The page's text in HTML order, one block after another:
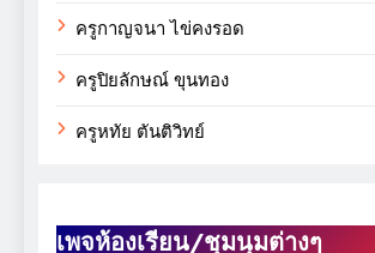
ครูกาญจนา ไข่คงรอด
ครูปิยลักษณ์ ขุนทอง
ครูหทัย ตันติวิทย์
เพจห้องเรียน/ชุมนุมต่างๆ